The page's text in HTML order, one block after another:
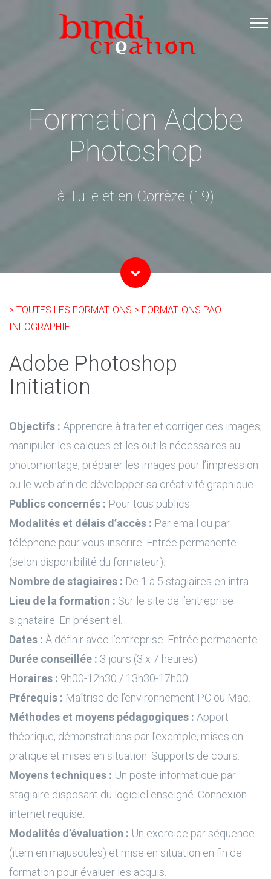
Accueil
Les formations
Infos pratiques
Contact
Formation Adobe
Photoshop
à Tulle et en Corrèze (19)
> TOUTES LES FORMATIONS > FORMATIONS PAO
INFOGRAPHIE
Adobe Photoshop
Initiation
Objectifs : Apprendre à traiter et corriger des images,
manipuler les calques et les outils nécessaires au
photomontage, préparer les images pour l’impression
ou le web afin de développer sa créativité graphique.
Publics concernés : Pour tous publics.
Modalités et délais d’accès : Par email ou par
téléphone pour vous inscrire. Entrée permanente
(selon disponibilité du formateur).
Nombre de stagiaires : De 1 à 5 stagiaires en intra.
Lieu de la formation : Sur le site de l’entreprise
signataire. En présentiel.
Dates : À définir avec l’entreprise. Entrée permanente.
Durée conseillée : 3 jours (3 x 7 heures).
Horaires : 9h00-12h30 / 13h30-17h00
Prérequis : Maîtrise de l’environnement PC ou Mac.
Méthodes et moyens pédagogiques : Apport
théorique, démonstrations par l’exemple, mises en
pratique et mises en situation. Supports de cours.
Moyens techniques : Un poste informatique par
stagiaire disposant du logiciel enseigné. Connexion
internet requise.
Modalités d’évaluation : Un exercice par séquence
(item en majuscules) et mise en situation en fin de
formation pour évaluer les acquis.